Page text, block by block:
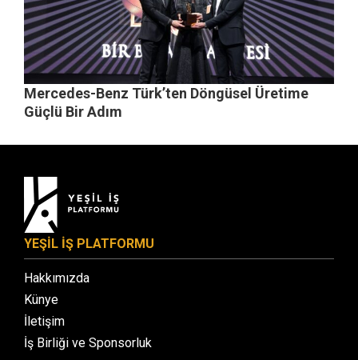
Mercedes-Benz Türk’ten Döngüsel Üretime
Güçlü Bir Adım
YEŞİL İŞ PLATFORMU
Hakkımızda
Künye
İletişim
İş Birliği ve Sponsorluk